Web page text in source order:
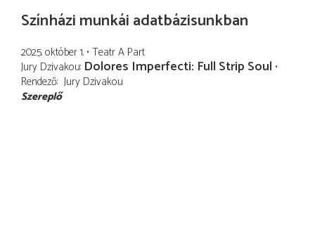
Színházi munkái adatbázisunkban
2025. október 1. Teatr A Part
Jury Dzivakou Dolores Imperfecti: Full Strip Soul
Rendező Jury Dzivakou
Szereplő